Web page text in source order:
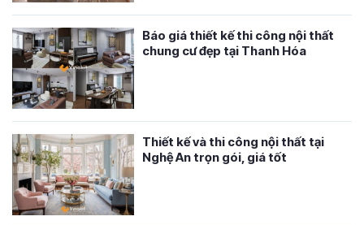
Báo giá thiết kế thi công nội thất
chung cư đẹp tại Thanh Hóa
Thiết kế và thi công nội thất tại
Nghệ An trọn gói, giá tốt